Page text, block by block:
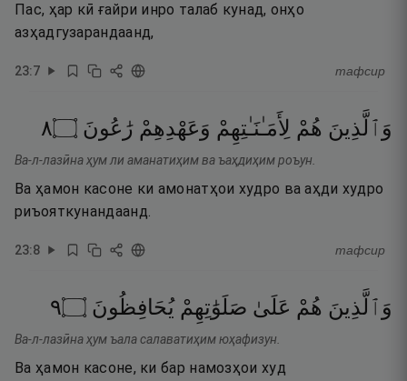
Пас, ҳар кӣ ғайри инро талаб кунад, онҳо
азҳадгузарандаанд,
23:7 тафсир
وَٱلَّذِينَ هُمْ لِأَمَـٰنَـٰتِهِمْ وَعَهْدِهِمْ رَٰعُونَ ۝٨
Ва-л-лазӣна ҳум ли аманатиҳим ва ъаҳдиҳим роъун.
Ва ҳамон касоне ки амонатҳои худро ва аҳди худро
риъояткунандаанд.
23:8 тафсир
وَٱلَّذِينَ هُمْ عَلَىٰ صَلَوَٰتِهِمْ يُحَافِظُونَ ۝٩
Ва-л-лазӣна ҳум ъала салаватиҳим юҳафизун.
Ва ҳамон касоне, ки бар намозҳои худ